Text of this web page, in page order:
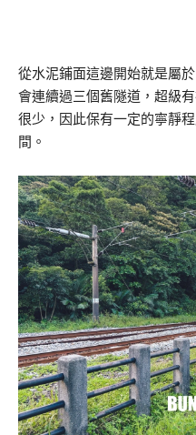
從水泥鋪面這邊開始就是屬
會連續過三個舊隧道，超級
很少，因此保有一定的寧靜
間。